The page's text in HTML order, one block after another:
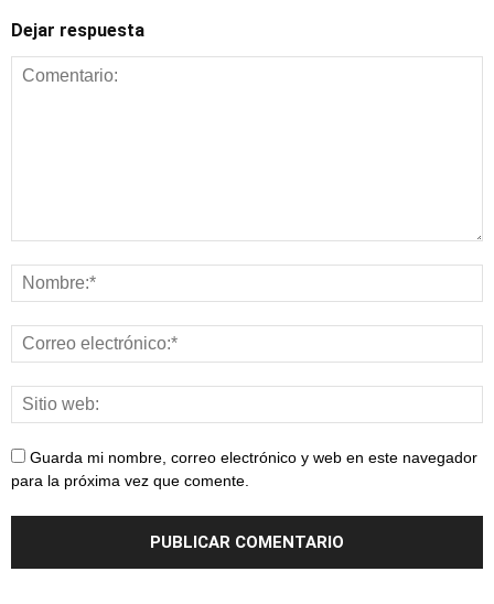
Dejar respuesta
Guarda mi nombre, correo electrónico y web en este navegador
para la próxima vez que comente.